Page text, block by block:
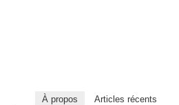
À propos Articles récents